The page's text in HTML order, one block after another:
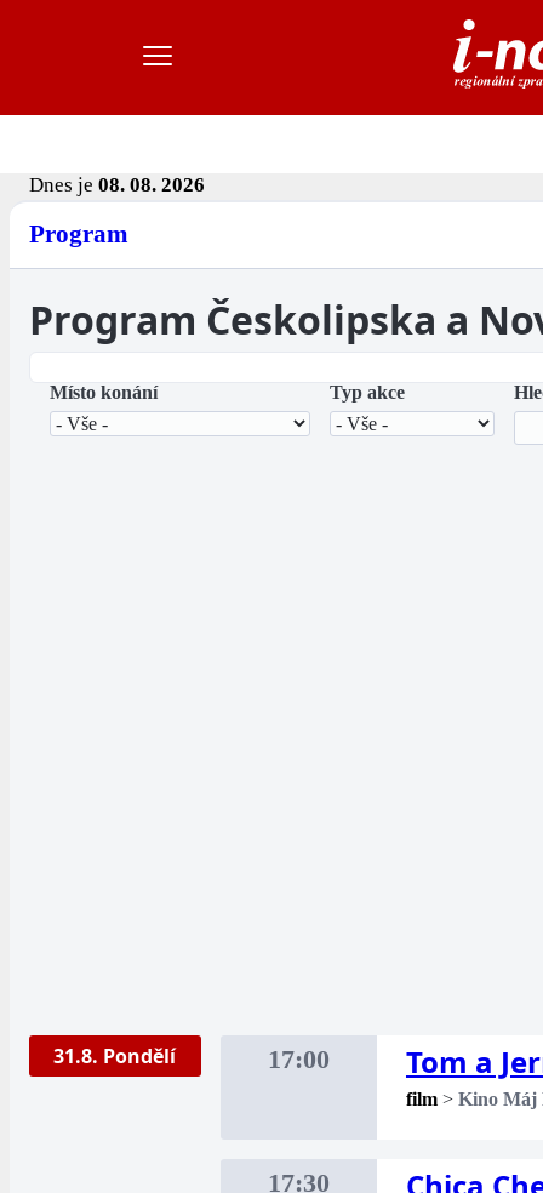
Dnes je 08. 08. 2026
Program
Program Českolipska a
Místo konání Typ akce
31.8. Pondělí 17:00 Tom a
film > Kino Máj
17:30